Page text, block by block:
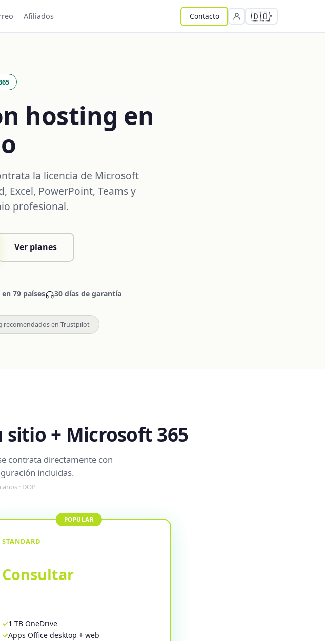
Afiliados Contacto 🇩🇴
hosting en
la licencia de Microsoft
Excel, PowerPoint, Teams y
profesional.
Ver planes
79 países 30 días de garantía
recomendados en Trustpilot
+ Microsoft 365
contrata directamente con
incluidas.
· DOP
STANDARD
Consultar
1 TB OneDrive
Apps Office desktop + web